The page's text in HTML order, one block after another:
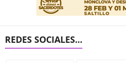
REDES SOCIALES...